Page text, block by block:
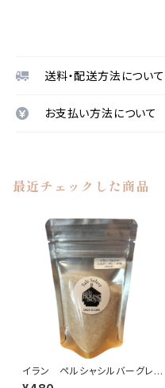
送料・配送方法について
お支払い方法について
最近チェックした商品
イラン ペルシャシルバーグレ
ー岩塩〈パウダー〉100g